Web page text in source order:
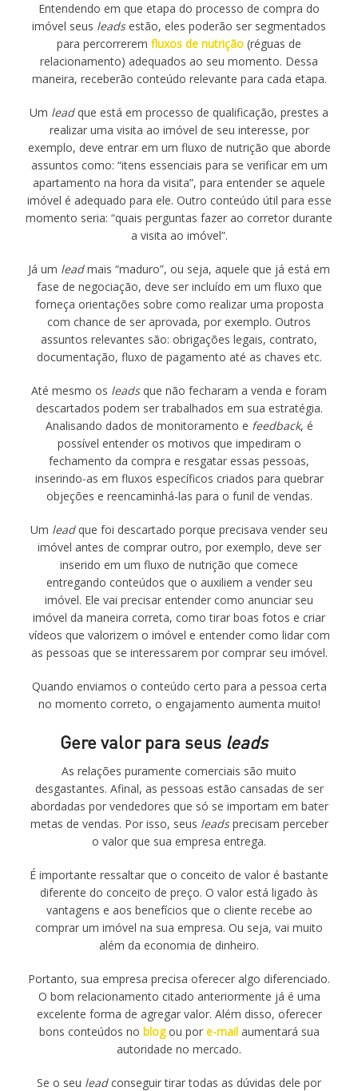
Entendendo em que etapa do processo de compra do
imóvel seus leadsestão, eles poderão ser segmentados
para percorrerem fluxos de nutrição (réguas de
relacionamento) adequados ao seu momento. Dessa
maneira, receberão conteúdo relevante para cada etapa.
Um leadque está em processo de qualificação, prestes a
realizar uma visita ao imóvel de seu interesse, por
exemplo, deve entrar em um fluxo de nutrição que aborde
assuntos como: “itens essenciais para se verificar em um
apartamento na hora da visita”, para entender se aquele
imóvel é adequado para ele. Outro conteúdo útil para esse
momento seria: “quais perguntas fazer ao corretor durante
a visita ao imóvel”.
Já um leadmais “maduro”, ou seja, aquele que já está em
fase de negociação, deve ser incluído em um fluxo que
forneça orientações sobre como realizar uma proposta
com chance de ser aprovada, por exemplo. Outros
assuntos relevantes são: obrigações legais, contrato,
documentação, fluxo de pagamento até as chaves etc.
Até mesmo os leadsque não fecharam a venda e foram
descartados podem ser trabalhados em sua estratégia.
Analisando dados de monitoramento e feedback, é
possível entender os motivos que impediram o
fechamento da compra e resgatar essas pessoas,
inserindo-as em fluxos específicos criados para quebrar
objeções e reencaminhá-las para o funil de vendas.
Um leadque foi descartado porque precisava vender seu
imóvel antes de comprar outro, por exemplo, deve ser
inserido em um fluxo de nutrição que comece
entregando conteúdos que o auxiliem a vender seu
imóvel. Ele vai precisar entender como anunciar seu
imóvel da maneira correta, como tirar boas fotos e criar
vídeos que valorizem o imóvel e entender como lidar com
as pessoas que se interessarem por comprar seu imóvel.
Quando enviamos o conteúdo certo para a pessoa certa
no momento correto, o engajamento aumenta muito!
Gere valor para seus leads
As relações puramente comerciais são muito
desgastantes. Afinal, as pessoas estão cansadas de ser
abordadas por vendedores que só se importam em bater
metas de vendas. Por isso, seus leadsprecisam perceber
o valor que sua empresa entrega.
É importante ressaltar que o conceito de valor é bastante
diferente do conceito de preço. O valor está ligado às
vantagens e aos benefícios que o cliente recebe ao
comprar um imóvel na sua empresa. Ou seja, vai muito
além da economia de dinheiro.
Portanto, sua empresa precisa oferecer algo diferenciado.
O bom relacionamento citado anteriormente já é uma
excelente forma de agregar valor. Além disso, oferecer
bons conteúdos no blogou por e-mailaumentará sua
autoridade no mercado.
Se o seu leadconseguir tirar todas as dúvidas dele por